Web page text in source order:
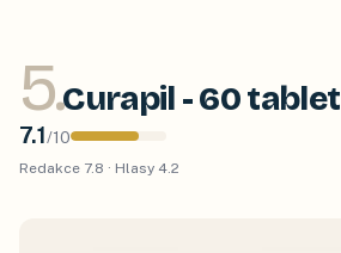
5.Curapil - 60 tablet
7.1 /10
Redakce 7.8 · Hlasy 4.2